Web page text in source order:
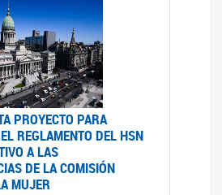
PROYECTO PARA
REGLAMENTO DEL HSN
A LAS
DE LA COMISIÓN
MUJER